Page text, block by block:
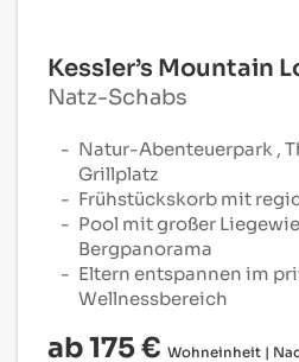
Kessler’s Mountain
Natz-Schabs
Natur-Abenteuerpark ,
Grillplatz
Frühstückskorb mit
Pool mit großer
Bergpanorama
Eltern entspannen im
Wellnessbereich
ab 175 € Wohneinheit |